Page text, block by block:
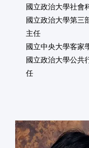
國立政治大學社會
國立政治大學第三
主任
國立中央大學客家
國立政治大學公共
任